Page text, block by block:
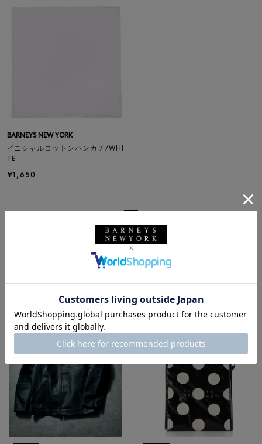
BARNEYS NEW YORK
イニシャルコットンハンカチ/WHI
TE
¥1,650
| ビューティ キッズ＆ベビー